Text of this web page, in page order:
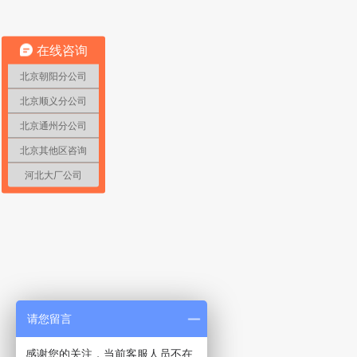
在线咨询
北京朝阳分公司
北京顺义分公司
北京通州分公司
北京其他区咨询
河北大厂公司
请您留言
感谢您的关注，当前客服人员不在